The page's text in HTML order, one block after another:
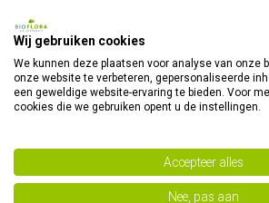
Wij gebruiken cookies
We kunnen deze plaatsen voor analyse van onze
onze website te verbeteren, gepersonaliseerde
een geweldige website-ervaring te bieden. Voor
cookies die we gebruiken opent u de instellingen.
Accepteer alles
Nee, pas aan